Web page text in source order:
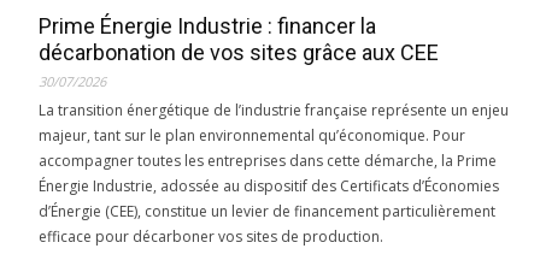
Prime Énergie Industrie : financer la
décarbonation de vos sites grâce aux CEE
30/07/2026
La transition énergétique de l’industrie française représente un enjeu
majeur, tant sur le plan environnemental qu’économique. Pour
accompagner toutes les entreprises dans cette démarche, la Prime
Énergie Industrie, adossée au dispositif des Certificats d’Économies
d’Énergie (CEE), constitue un levier de financement particulièrement
efficace pour décarboner vos sites de production.